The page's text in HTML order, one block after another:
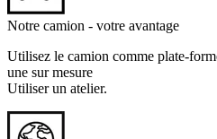
Notre camion - votre avantage
Utilisez le camion comme plate-
une sur mesure
Utiliser un atelier.